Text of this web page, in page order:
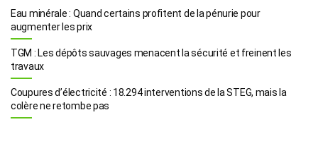
Eau minérale : Quand certains profitent de la pénurie pour
augmenter les prix
TGM : Les dépôts sauvages menacent la sécurité et freinent les
travaux
Coupures d’électricité : 18.294 interventions de la STEG, mais la
colère ne retombe pas